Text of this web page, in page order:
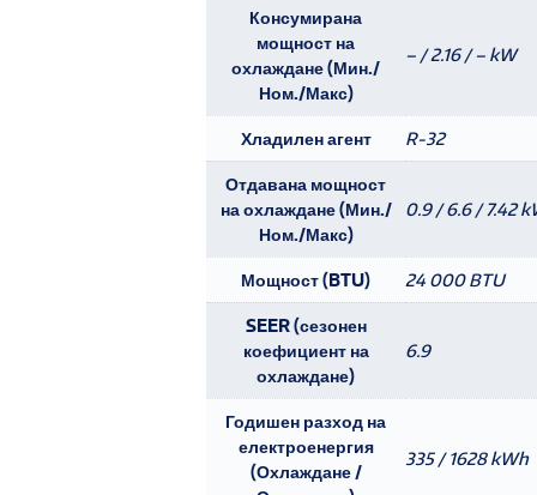
Консумирана
мощност на
охлаждане (Мин./
Ном./Макс)
– / 2.16 / – kW
Хладилен агент R-32
Отдавана мощност
на охлаждане (Мин./
Ном./Макс)
0.9 / 6.6 / 7.42
Мощност (BTU) 24 000 BTU
SEER (сезонен
коефициент на
охлаждане)
6.9
Годишен разход на
електроенергия
(Охлаждане /
335 / 1628 kWh